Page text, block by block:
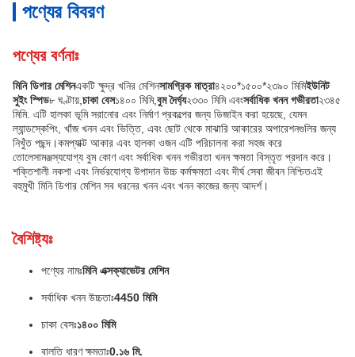
পণ্যের বিবরণ
পণ্যের বর্ণনাঃ
মিনি ডিগার মেশিনএকটি ক্ষুদ্র খনির মেশিনসামগ্রিক মাত্রা৪২০০*১৫০০*২৩৯০ মিমিইউনিট
সুইং স্পিড৮ ঘণ্টায়, চাকা বেস১৪০০ মিমি,বুম দৈর্ঘ্য২৩৩০ মিমি এবংসর্বাধিক খনন গভীরতা২৩৪৫
মিমি. এটি হালকা ভূমি সরানোর এবং নির্মাণ প্রকল্পের জন্য ডিজাইন করা হয়েছে, যেমন
ল্যান্ডস্কেপিং, খাঁজ খনন এবং ভিত্তি, এবং ছোট থেকে মাঝারি আকারের অপারেশনগুলির জন্য
নিখুঁত পছন্দ।কমপ্যাক্ট আকার এবং হালকা ওজন এটি পরিচালনা করা সহজ করে
তোলেসামঞ্জস্যযোগ্য বুম কোণ এবং সর্বাধিক খনন গভীরতা খনন ক্ষমতা বিস্তৃত প্রদান করে।
শক্তিশালী নকশা এবং নির্ভরযোগ্য উপাদান উচ্চ কর্মক্ষমতা এবং দীর্ঘ সেবা জীবন নিশ্চিতএই
বহুমুখী মিনি ডিগার মেশিন সব ধরনের খনন এবং খনন কাজের জন্য আদর্শ।
বৈশিষ্ট্যঃ
পণ্যের নামঃমিনি এক্সক্যাভেটর মেশিন
সর্বাধিক খনন উচ্চতাঃ4450 মিমি
চাকা বেসঃ১৪০০ মিমি
বালতি ধারণ ক্ষমতাঃ0.১৬ মি.